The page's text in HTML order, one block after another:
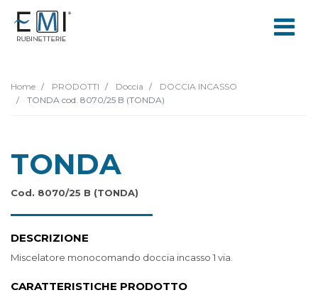
Home PRODOTTI Doccia
DOCCIA INCASSO
TONDA cod. 8070/25 B (TONDA)
TONDA
Cod. 8070/25 B (TONDA)
DESCRIZIONE
Miscelatore monocomando doccia incasso 1 via.
CARATTERISTICHE PRODOTTO